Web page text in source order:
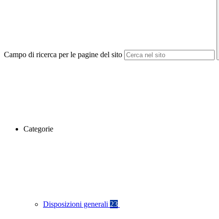
Campo di ricerca per le pagine del sito
Categorie
Disposizioni generali 23